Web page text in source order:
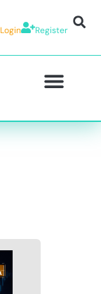
Login Register